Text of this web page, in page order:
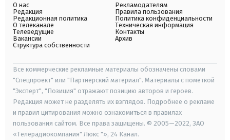
О нас
Редакция
Редакционная политика
О телеканале
Телеведущие
Вакансии
Структура собственности
Рекламодателям
Правила пользования
Политика конфиденциальности
Техническая информация
Контакты
Архив
Все коммерческие рекламные материалы обозначены словами
"Спецпроект" или "Партнерский материал". Материалы с пометкой
"Эксперт", "Позиция" отражают позицию авторов и героев.
Редакция может не разделять их взглядов. Подробнее о рекламе
и правил цитирования можно ознакомиться в правилах
пользования сайтом. Все права защищены. © 2005—2022, ЗАО
«Телерадиокомпания" Люкс "», 24 Канал.